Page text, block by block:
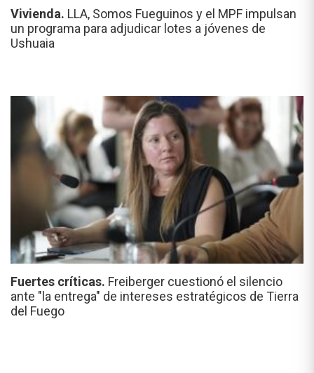
Vivienda. LLA, Somos Fueguinos y el MPF impulsan
un programa para adjudicar lotes a jóvenes de
Ushuaia
Fuertes críticas. Freiberger cuestionó el silencio
ante "la entrega" de intereses estratégicos de Tierra
del Fuego